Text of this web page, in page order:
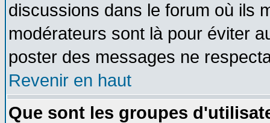
discussions dans le forum où ils
modérateurs sont là pour éviter
poster des messages ne
Revenir en haut
Que sont les groupes